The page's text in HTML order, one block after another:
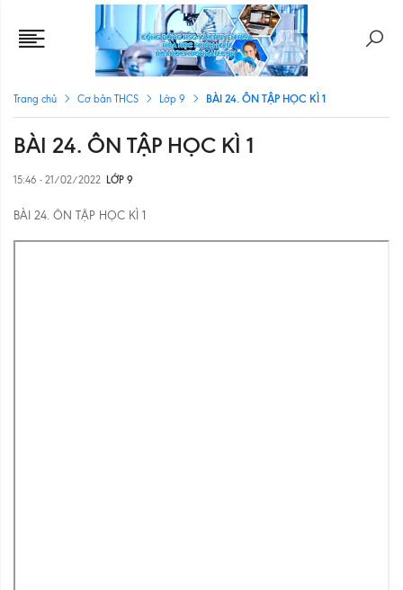
Trang chủ Cơ bản THCS Lớp 9 BÀI 24. ÔN TẬP HỌC KÌ 1
BÀI 24. ÔN TẬP HỌC KÌ 1
15:46 - 21/02/2022 LỚP 9
BÀI 24. ÔN TẬP HỌC KÌ 1